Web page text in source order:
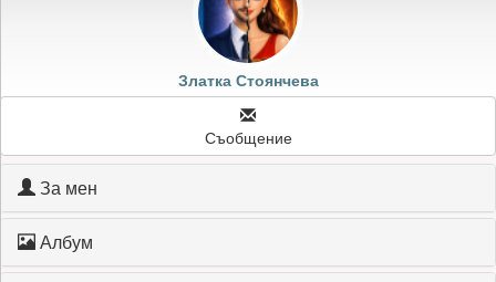
Картичките на Златка Стоянчева
Блокирай Златка Стоянчева
Златка Стоянчева
Съобщение
За мен
Албум